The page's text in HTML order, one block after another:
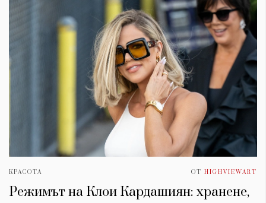
КРАСОТА ОТ HIGHVIEWART
Режимът на Клои Кардашиян: хранене,